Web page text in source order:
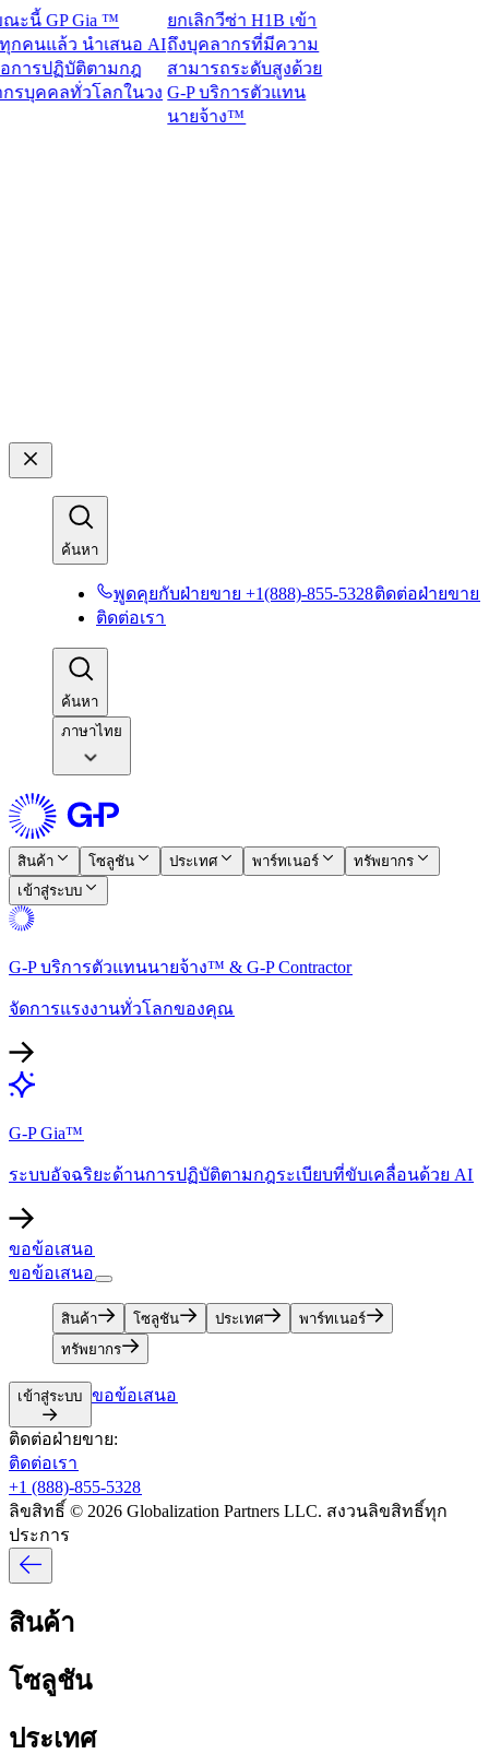
GP Gia ™
แล้ว นำเสนอ AI
ปฏิบัติตามกฎ
คลทั่วโลกในวง
ยกเลิกวีซ่า H1B เข้า
ถึงบุคลากรที่มีความ
สามารถระดับสูงด้วย
G-P บริการตัวแทน
นายจ้าง™​​
ค้นหา​​
พูดคุยกับฝ่ายขาย +1(888)-855-5328​​ติดต่อฝ่ายขาย​​
ติดต่อเรา​​
ค้นหา​​
ภาษาไทย
สินค้า​​ โซลูชัน​​ ประเทศ​​ พาร์ทเนอร์​​
ทรัพยากร​​
เข้าสู่ระบบ​​
G-P บริการตัวแทนนายจ้าง™ & G-P Contractor​​
จัดการแรงงานทั่วโลกของคุณ​​
G-P Gia™​​
ระบบอัจฉริยะด้านการปฏิบัติตามกฎระเบียบที่ขับเคลื่อนด้วย AI​​
ขอข้อเสนอ​​
ขอข้อเสนอ​​
สินค้า​​ โซลูชัน​​ ประเทศ​​
พาร์ทเนอร์​​
ทรัพยากร​​
เข้าสู่ระบบ​​ ขอข้อเสนอ​​
ติดต่อฝ่ายขาย:​​
ติดต่อเรา​​
+1 (888)-855-5328​​
ลิขสิทธิ์ © 2026 Globalization Partners LLC. สงวนลิขสิทธิ์ทุก
ประการ​​
สินค้า​​
โซลูชัน​​
ประเทศ​​